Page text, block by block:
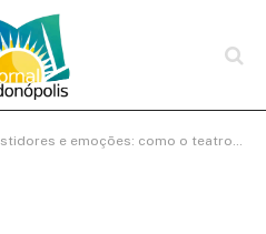
emoções: como o teatro transforma empatia e entendimento cultural